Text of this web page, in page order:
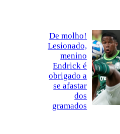
De molho!
Lesionado,
menino
Endrick é
obrigado a
se afastar
dos
gramados